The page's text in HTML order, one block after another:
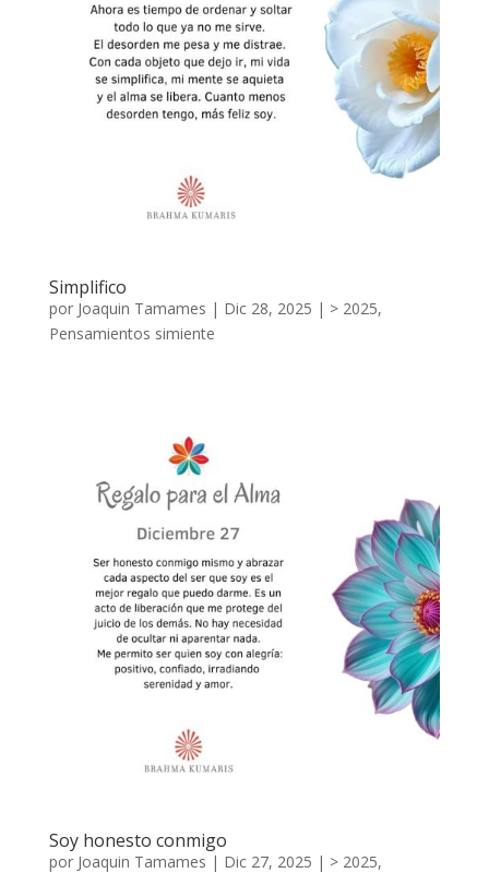
Simplifico
por Joaquin Tamames | Dic 28, 2025 | > 2025,
Pensamientos simiente
Soy honesto conmigo
por Joaquin Tamames | Dic 27, 2025 | > 2025,